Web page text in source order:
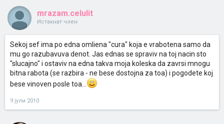
mrazam.celulit
Истакнат член
Sekoj sef ima po edna omliena "cura" koja e vrabotena samo da
mu go razubavuva denot. Jas ednas se spraviv na toj nacin sto
"slucajno" i ostaviv na edna takva moja koleska da zavrsi mnogu
bitna rabota (se razbira - ne bese dostojna za toa) i pogodete koj
bese vinoven posle toa...
9 јули 2010